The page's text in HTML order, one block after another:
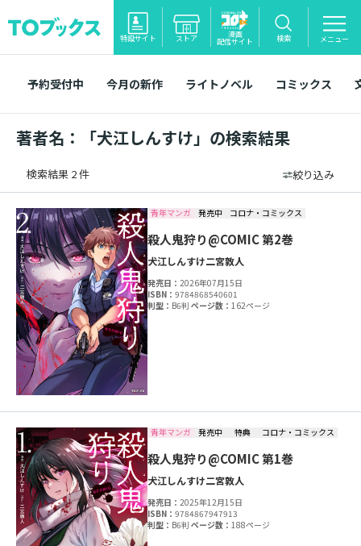
特設サイト ストア 漫画
配信サイト 検索 メニュー
予約受付中 今月の新作 ライトノベル コミックス
著者名：「犬江しんすけ」の検索結果
検索結果 2 件 絞り込み
青年マンガ 発売中 コロナ・コミックス
殺人鬼狩り@COMIC 第2巻
犬江しんすけ二宮敦人
発売日：2026年07月15日
ISBN：9784868540601
判型： B6判ページ数：162ページ
青年マンガ 発売中 特典 コロナ・コミックス
殺人鬼狩り@COMIC 第1巻
犬江しんすけ二宮敦人
発売日：2025年12月15日
ISBN：9784867947913
判型： B6判ページ数： 188ページ